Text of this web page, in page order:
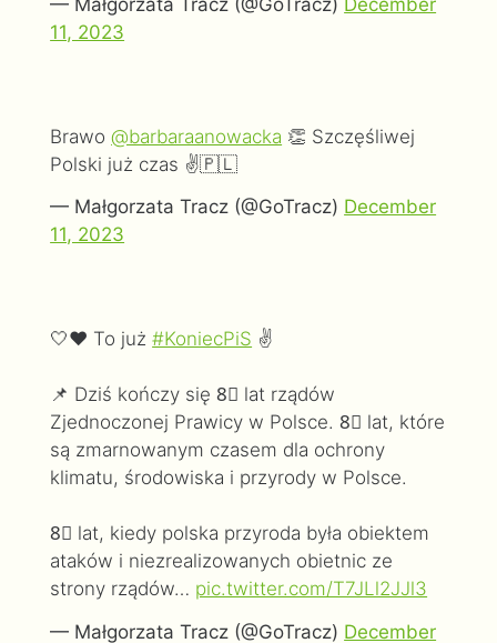
11, 2023
Brawo@barbaraanowacka 👏 Szczęśliwej
Polski już czas ✌️🇵🇱
— Małgorzata Tracz (@GoTracz) December
11, 2023
🤍❤️ To już#KoniecPiS ✌️
📌 Dziś kończy się 8⃣ lat rządów
Zjednoczonej Prawicy w Polsce. 8⃣ lat, które
są zmarnowanym czasem dla ochrony
klimatu, środowiska i przyrody w Polsce.
8⃣ lat, kiedy polska przyroda była obiektem
ataków i niezrealizowanych obietnic ze
strony rządów… pic.twitter.com/T7JLl2JJl3
— Małgorzata Tracz (@GoTracz) December